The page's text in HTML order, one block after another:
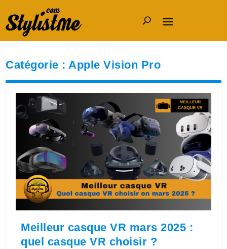
Catégorie :Apple Vision Pro
Meilleur casque VR mars 2025 :
quel casque VR choisir ?